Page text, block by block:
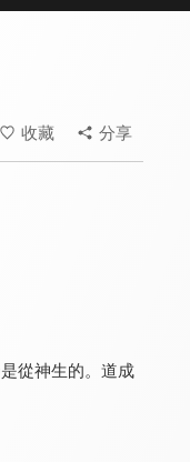
收藏 分享
從神生的。道成